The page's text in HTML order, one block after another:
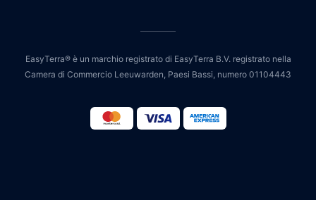
EasyTerra® è un marchio registrato di EasyTerra B.V. registrato nella
Camera di Commercio Leeuwarden, Paesi Bassi, numero 01104443